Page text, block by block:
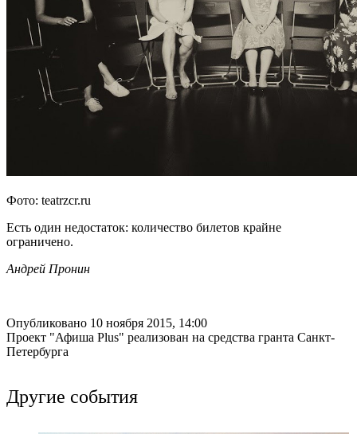
Фото: teatrzcr.ru
Есть один недостаток: количество билетов крайне
ограничено.
Андрей Пронин
Опубликовано 10 ноября 2015, 14:00
Проект "Афиша Plus" реализован на средства гранта Санкт-
Петербурга
Другие события